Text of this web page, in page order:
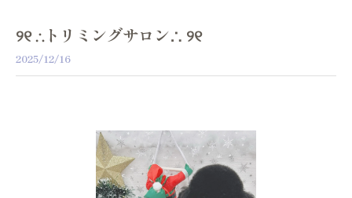
୨୧ ∴トリミングサロン∴ ୨୧
2025/12/16